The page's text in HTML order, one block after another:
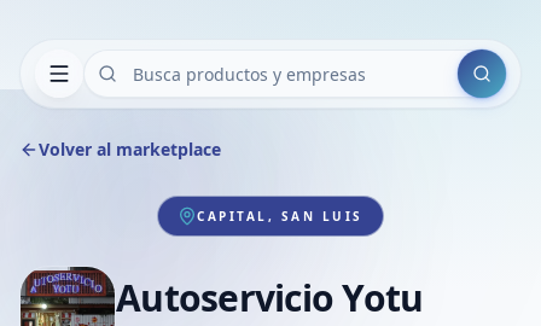
Buscar
Volver al marketplace
CAPITAL, SAN LUIS
Autoservicio Yotu